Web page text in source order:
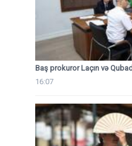
Baş prokuror Laçın və
16:07